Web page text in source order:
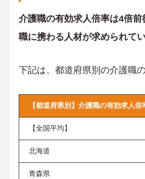
介護職の有効求人倍率は4倍
職に携わる人材が求められて
下記は、都道府県別の介護職
【都道府県別】介護職の有効求人
【全国平均】
北海道
青森県